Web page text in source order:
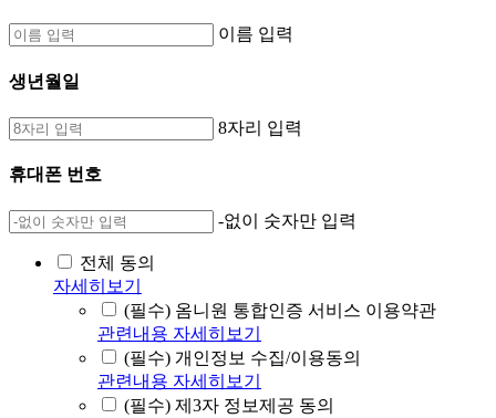
이름 입력
생년월일
8자리 입력
휴대폰 번호
-없이 숫자만 입력
전체 동의
자세히보기
(필수) 옴니원 통합인증 서비스 이용약관
관련내용 자세히보기
(필수) 개인정보 수집/이용동의
관련내용 자세히보기
(필수) 제3자 정보제공 동의